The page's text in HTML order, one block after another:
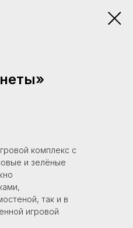
комплекс с
и зелёные
так и в
игровой